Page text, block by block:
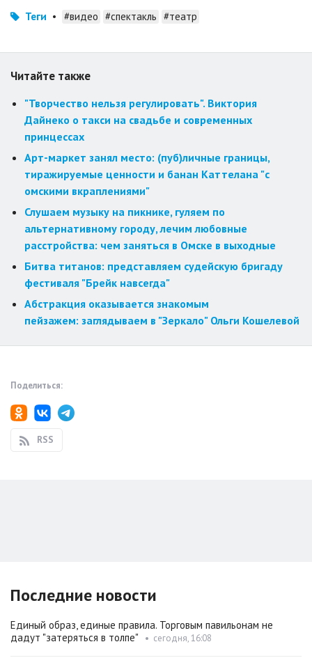
Теги • #видео #спектакль #театр
Читайте также
"Творчество нельзя регулировать". Виктория
Дайнеко о такси на свадьбе и современных
принцессах
Арт-маркет занял место: (пуб)личные границы,
тиражируемые ценности и банан Каттелана "с
омскими вкраплениями"
Слушаем музыку на пикнике, гуляем по
альтернативному городу, лечим любовные
расстройства: чем заняться в Омске в выходные
Битва титанов: представляем судейскую бригаду
фестиваля "Брейк навсегда"
Абстракция оказывается знакомым
пейзажем: заглядываем в "Зеркало" Ольги Кошелевой
Поделиться:
RSS
Последние новости
Единый образ, единые правила. Торговым павильонам не
дадут "затеряться в толпе"
• сегодня, 16:08